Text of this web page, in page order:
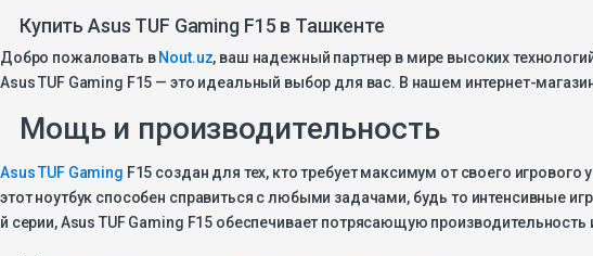
Купить Asus TUF Gaming F15 в Ташкенте
Добро пожаловать в Nout.uz , ваш надежный партнер в мире высоких
Asus TUF Gaming F15 — это идеальный выбор для вас. В нашем интернет-
Мощь и производительность
Asus TUF Gaming F15 создан для тех, кто требует максимум от своего
этот ноутбук способен справиться с любыми задачами, будь то интенсивные
й серии, Asus TUF Gaming F15 обеспечивает потрясающую производительность